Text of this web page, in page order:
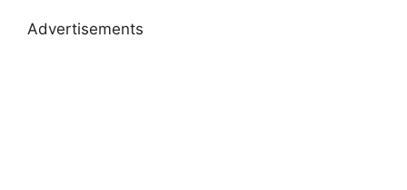
Advertisements